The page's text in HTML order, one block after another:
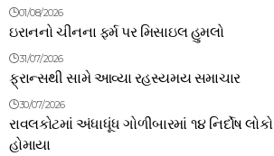
01/08/2026
ઇરાનનો ચીનના ફર્મ પર મિસાઇલ હુમલો
31/07/2026
ફ્રાન્સથી સામે આવ્યા રહસ્યમય સમાચાર
30/07/2026
રાવલકોટમાં અંધાધૂંધ ગોળીબારમાં ૧૪ નિર્દોષ લોકો
હોમાયા